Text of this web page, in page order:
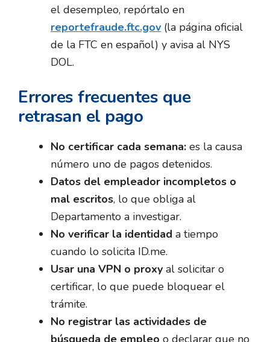
el desempleo, repórtalo en
reportefraude.ftc.gov (la página oficial
de la FTC en español) y avisa al NYS
DOL.
Errores frecuentes que
retrasan el pago
No certificar cada semana: es la causa
número uno de pagos detenidos.
Datos del empleador incompletos o
mal escritos, lo que obliga al
Departamento a investigar.
No verificar la identidad a tiempo
cuando lo solicita ID.me.
Usar una VPN o proxy al solicitar o
certificar, lo que puede bloquear el
trámite.
No registrar las actividades de
búsqueda de empleo o declarar que no